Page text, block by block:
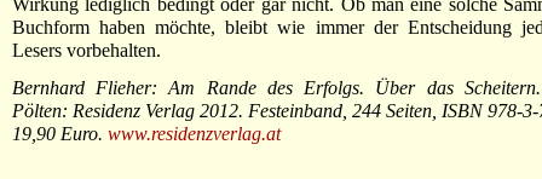
Wirkung lediglich bedingt oder gar nicht. Ob man eine solche
Buchform haben möchte, bleibt wie immer der Entscheidung
Lesers vorbehalten.
Bernhard Flieher: Am Rande des Erfolgs. Über das Scheitern.
Pölten: Residenz Verlag 2012. Festeinband, 244 Seiten, ISBN 978-
19,90 Euro. www.residenzverlag.at